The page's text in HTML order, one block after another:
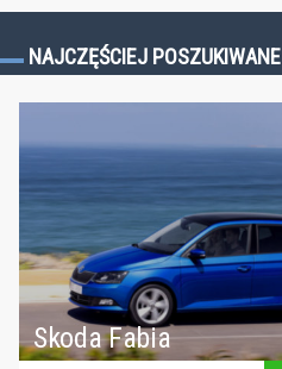
NAJCZĘŚCIEJ POSZUKIWANE
Skoda Fabia